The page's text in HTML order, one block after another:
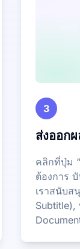
3
ส่งออก
คลิกที่ปุ่ม
ต้องการ
เราสนับส
Subtitle),